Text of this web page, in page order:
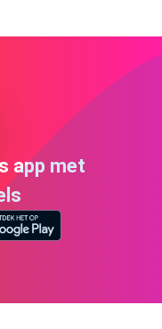
app met